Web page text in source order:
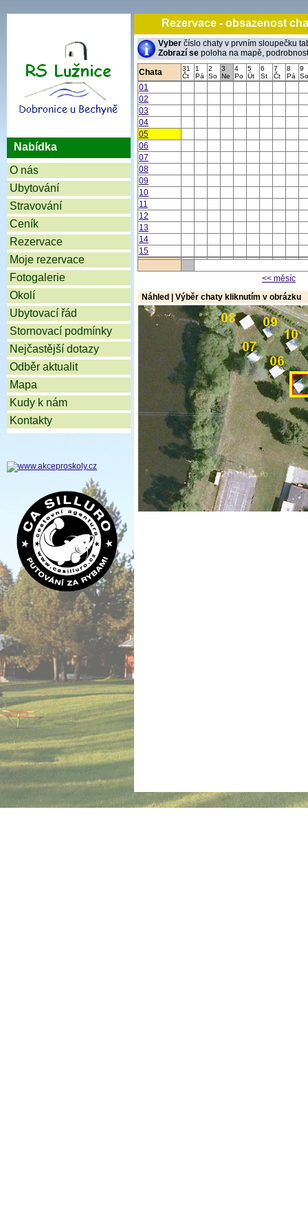
Nabídka
O nás
Ubytování
Stravování
Ceník
Rezervace
Moje rezervace
Fotogalerie
Okolí
Ubytovací řád
Stornovací podmínky
Nejčastější dotazy
Odběr aktualit
Mapa
Kudy k nám
Kontakty
Rezervace -
Vyber číslo chaty v prvním sloupečku
Zobrazí se poloha na mapě,
Chata
31
Čt
1
Pá
2
So
3
Ne
4
Po
5
Út
6
St
7
Čt
8
Pá
9
So
01
02
03
04
05
06
07
08
09
10
11
12
13
14
15
<< měsíc
Náhled | Výběr chaty kliknutím v obrázku